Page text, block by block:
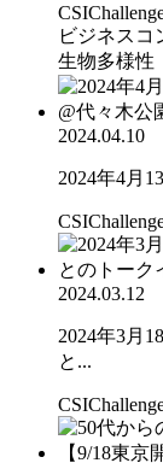
ビジネスコ
生物多様性
2024.04.10
2024年4月
2024.03.12
2024年3月
と...